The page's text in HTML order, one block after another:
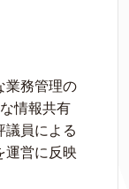
業務管理の
情報共有
議員による
運営に反映